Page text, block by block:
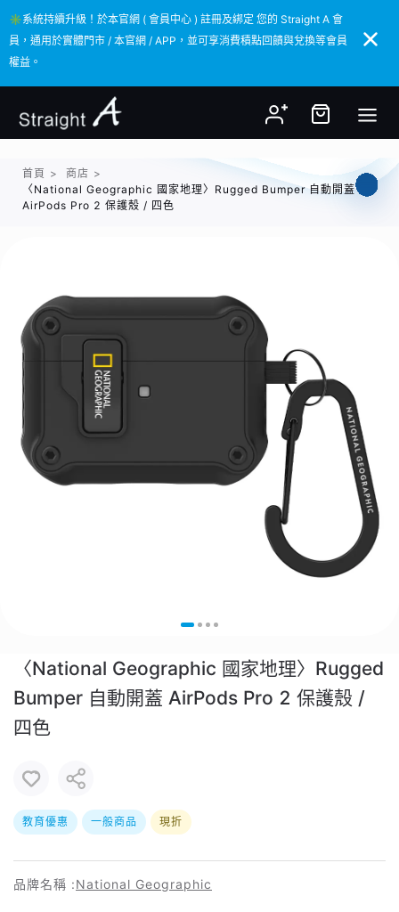
✳️系統持續升級！於本官網 ( 會員中心 ) 註冊及綁定 您的 Straight A 會
員，通用於實體門市 / 本官網 / APP，並可享消費積點回饋與兌換等會員
權益。
✳️系統持續升級！於本官網 ( 會員中心 ) 註冊及綁定 您的 Straight A 會
員，通用於實體門市 / 本官網 / APP，並可享消費積點回饋與兌換等會員
權益。
首頁 > 商店 >
〈National Geographic 國家地理〉Rugged Bumper 自動開蓋
AirPods Pro 2 保護殼 / 四色
〈National Geographic 國家地理〉Rugged
Bumper 自動開蓋 AirPods Pro 2 保護殼 /
四色
教育優惠 一般商品 現折
品牌名稱 :National Geographic